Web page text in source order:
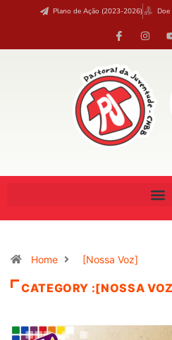
Plano de Ação (2023-2026) Doe
Home [Nossa Voz]
CATEGORY :[NOSSA